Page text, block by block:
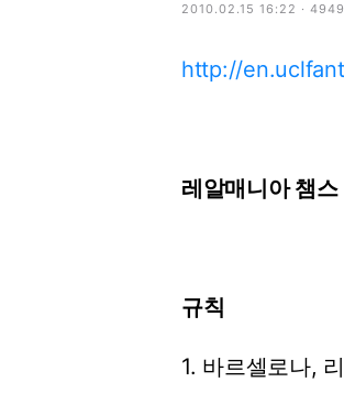
2010.02.15 16:22 ·
http://
레알매니아챔스
규칙
1. 바르셀로나,